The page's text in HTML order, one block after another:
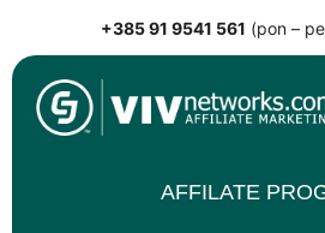
to
content
+385 91 9541 561 (pon –
VIVnetworks.com
Nejvýkonnější affiliate síť v
AFFILATE